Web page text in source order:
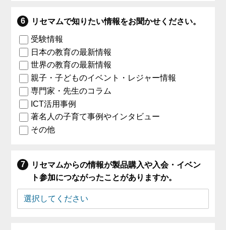
リセマムで知りたい情報をお聞かせください。
受験情報
日本の教育の最新情報
世界の教育の最新情報
親子・子どものイベント・レジャー情報
専門家・先生のコラム
ICT活用事例
著名人の子育て事例やインタビュー
その他
リセマムからの情報が製品購入や入会・イベン
ト参加につながったことがありますか。